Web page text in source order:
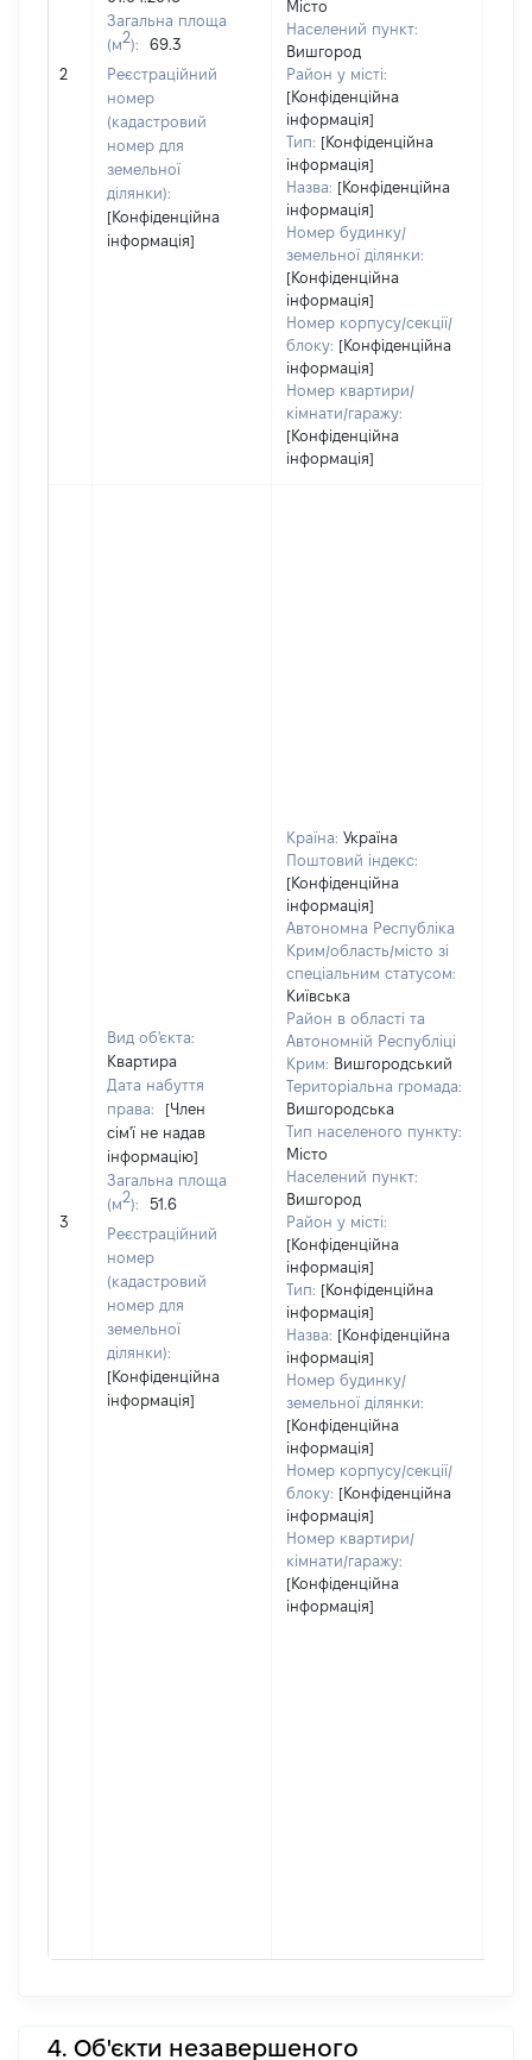
2
Загальна площа
(м2):
69.3
Реєстраційний
номер
(кадастровий
номер для
земельної
ділянки):
[Конфіденційна
інформація]
Місто
Населений пункт:
Вишгород
Район у місті:
[Конфіденційна
інформація]
Тип: [Конфіденційна
інформація]
Назва: [Конфіденційна
інформація]
Номер будинку/
земельної ділянки:
[Конфіденційна
інформація]
Номер корпусу/секції/
блоку: [Конфіденційна
інформація]
Номер квартири/
кімнати/гаражу:
[Конфіденційна
інформація]
3
Вид об'єкта:
Квартира
Дата набуття
права:
[Член
сім'ї не надав
інформацію]
Загальна площа
(м2):
51.6
Реєстраційний
номер
(кадастровий
номер для
земельної
ділянки):
[Конфіденційна
інформація]
Країна: Україна
Поштовий індекс:
[Конфіденційна
інформація]
Автономна Республіка
Крим/область/місто зі
спеціальним статусом:
Київська
Район в області та
Автономній Республіці
Крим: Вишгородський
Територіальна громада:
Вишгородська
Тип населеного пункту:
Місто
Населений пункт:
Вишгород
Район у місті:
[Конфіденційна
інформація]
Тип: [Конфіденційна
інформація]
Назва: [Конфіденційна
інформація]
Номер будинку/
земельної ділянки:
[Конфіденційна
інформація]
Номер корпусу/секції/
блоку: [Конфіденційна
інформація]
Номер квартири/
кімнати/гаражу:
[Конфіденційна
інформація]
4. Об'єкти незавершеного